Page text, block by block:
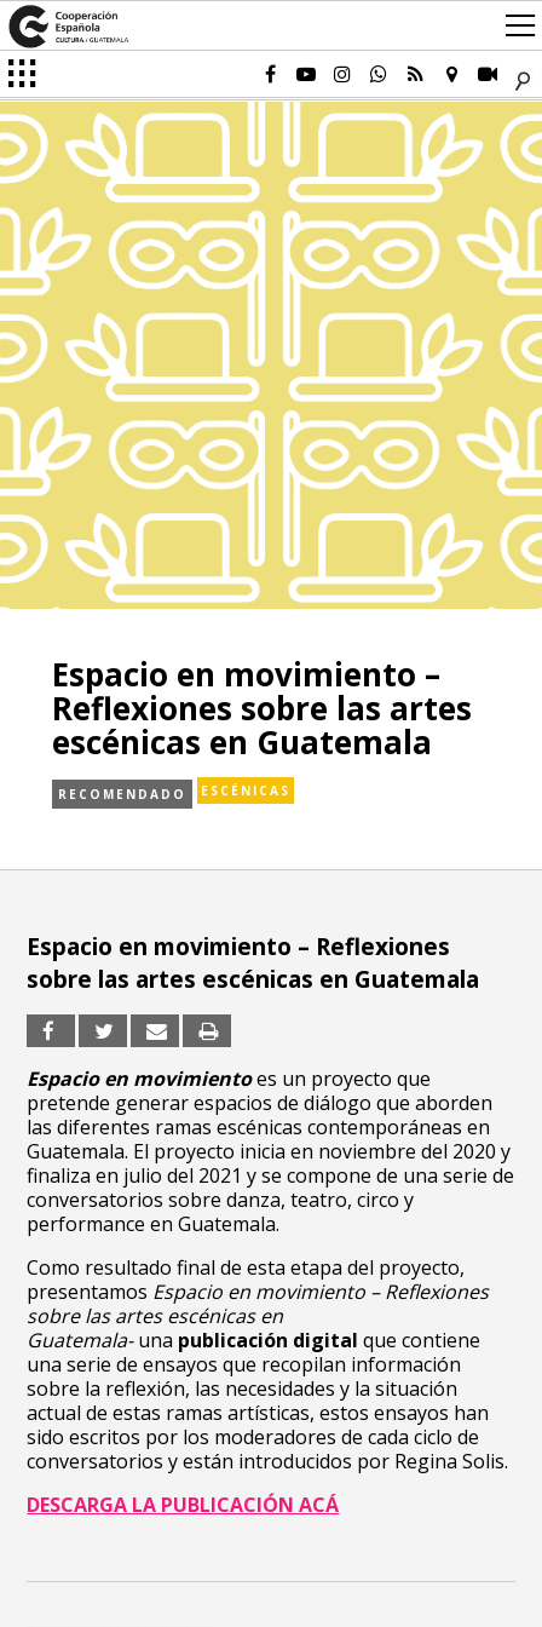
Espacio en movimiento –
Reflexiones sobre las artes
escénicas en Guatemala
RECOMENDADO ESCÉNICAS
Espacio en movimiento – Reflexiones
sobre las artes escénicas en Guatemala
Espacio en movimientoes un proyecto que
pretende generar espacios de diálogo que aborden
las diferentes ramas escénicas contemporáneas en
Guatemala. El proyecto inicia en noviembre del 2020 y
finaliza en julio del 2021 y se compone de una serie de
conversatorios sobre danza, teatro, circo y
performance en Guatemala.
Como resultado final de esta etapa del proyecto,
presentamos Espacio en movimiento – Reflexiones
sobre las artes escénicas en
Guatemala-una publicación digital que contiene
una serie de ensayos que recopilan información
sobre la reflexión, las necesidades y la situación
actual de estas ramas artísticas, estos ensayos han
sido escritos por los moderadores de cada ciclo de
conversatorios y están introducidos por Regina Solis.
DESCARGA LA PUBLICACIÓN ACÁ